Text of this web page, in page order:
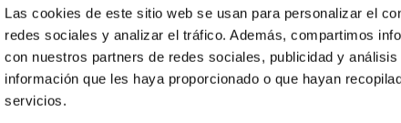
Las cookies de este sitio web se usan para personalizar el
redes sociales y analizar el tráfico. Además, compartimos
con nuestros partners de redes sociales, publicidad y
información que les haya proporcionado o que hayan
servicios.
VALENCIA
MONESTIR DE POBLET 14 1ª 3º
ALICANTE
CIUDAD DE MATANZAS 12
fbcv@fbcv.es